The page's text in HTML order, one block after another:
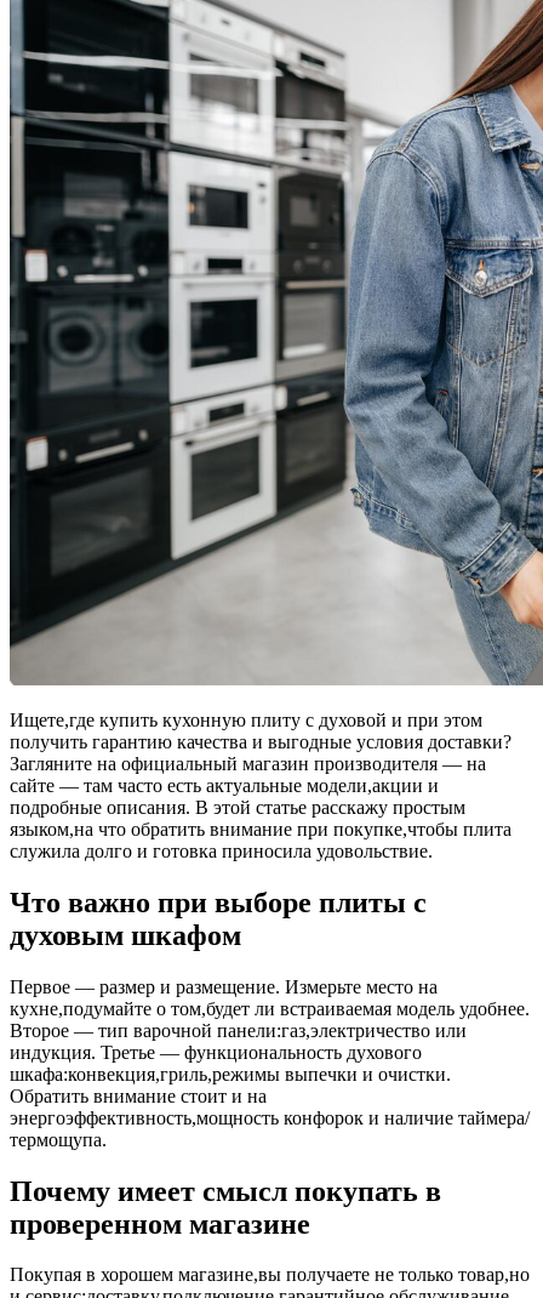
Ищете,где купить кухонную плиту с духовой и при этом
получить гарантию качества и выгодные условия доставки?
Загляните на официальный магазин производителя — на
сайте — там часто есть актуальные модели,акции и
подробные описания. В этой статье расскажу простым
языком,на что обратить внимание при покупке,чтобы плита
служила долго и готовка приносила удовольствие.
Что важно при выборе плиты с
духовым шкафом
Первое — размер и размещение. Измерьте место на
кухне,подумайте о том,будет ли встраиваемая модель удобнее.
Второе — тип варочной панели:газ,электричество или
индукция. Третье — функциональность духового
шкафа:конвекция,гриль,режимы выпечки и очистки.
Обратить внимание стоит и на
энергоэффективность,мощность конфорок и наличие таймера/
термощупа.
Почему имеет смысл покупать в
проверенном магазине
Покупая в хорошем магазине,вы получаете не только товар,но